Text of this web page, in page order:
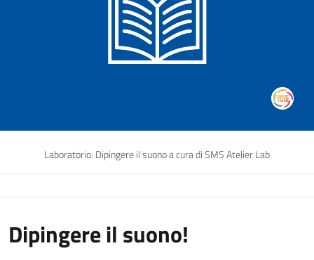
Laboratorio: Dipingere il suono a cura di SMS Atelier Lab
Dipingere il suono!